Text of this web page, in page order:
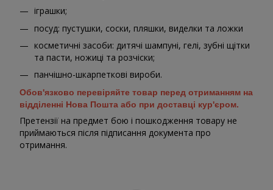
іграшки;
посуд: пустушки, соски, пляшки, виделки та ложки
косметичні засоби: дитячі шампуні, гелі, зубні щітки
та пасти, ножиці та розчіски;
панчішно-шкарпеткові вироби.
Обов'язково перевіряйте товар перед отриманням на
відділенні Нова Пошта або при доставці кур'єром.
Претензії на предмет бою і пошкодження товару не
приймаються після підписання документа про
отримання.